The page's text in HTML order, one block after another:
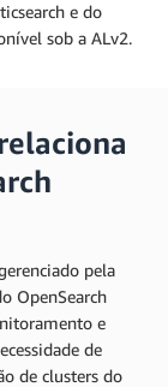
e do
sob a ALv2.
pela
OpenSearch
e
de
de clusters do